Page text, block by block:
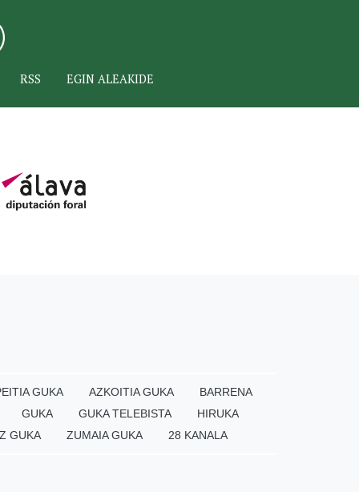
RSS EGIN ALEAKIDE
GUKA AZKOITIA GUKA
BARRENA
GUKA GUKA TELEBISTA
HIRUKA
GUKA ZUMAIA GUKA 28 KANALA